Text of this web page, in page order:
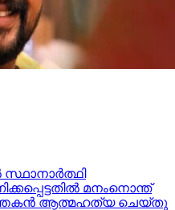
സ്ഥാനാര്‍ത്ഥി
മനംനൊന്ത്
ആത്മഹത്യ ചെയ്തു